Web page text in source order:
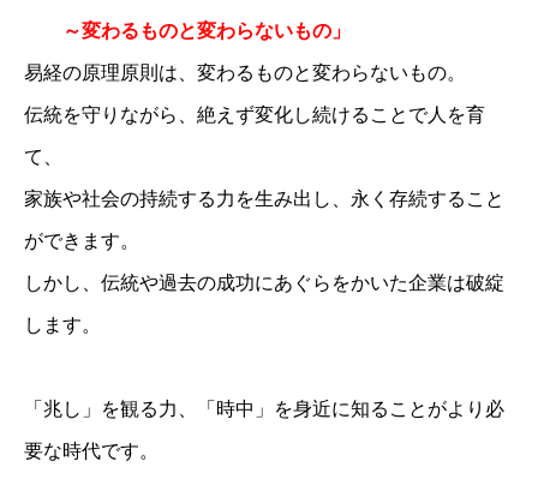
～変わるものと変わらないもの」
易経の原理原則は、変わるものと変わらないもの。
伝統を守りながら、絶えず変化し続けることで人を育
て、
家族や社会の持続する力を生み出し、永く存続すること
ができます。
しかし、伝統や過去の成功にあぐらをかいた企業は破綻
します。
「兆し」を観る力、「時中」を身近に知ることがより必
要な時代です。